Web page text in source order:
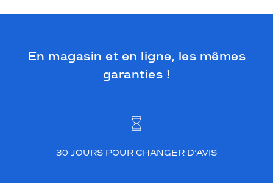
En magasin et en ligne, les mêmes
garanties !
30 JOURS POUR CHANGER D’AVIS